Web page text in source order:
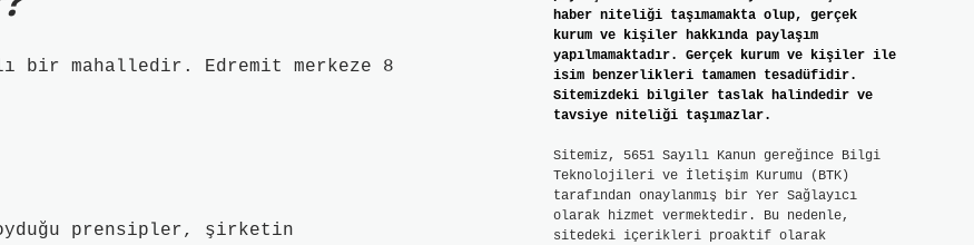
bir mahalledir. Edremit merkeze 8
prensipler, şirketin
haber niteliği taşımamakta olup, gerçek
kurum ve kişiler hakkında paylaşım
yapılmamaktadır. Gerçek kurum ve kişiler ile
isim benzerlikleri tamamen tesadüfidir.
Sitemizdeki bilgiler taslak halindedir ve
tavsiye niteliği taşımazlar.
Sitemiz, 5651 Sayılı Kanun gereğince Bilgi
Teknolojileri ve İletişim Kurumu (BTK)
tarafından onaylanmış bir Yer Sağlayıcı
olarak hizmet vermektedir. Bu nedenle,
sitedeki içerikleri proaktif olarak